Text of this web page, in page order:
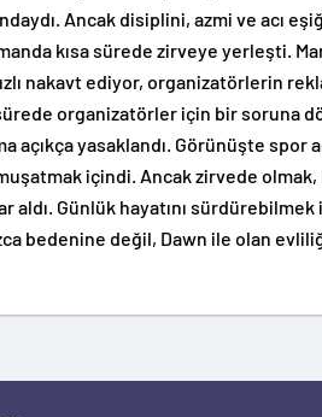
Ancak disiplini, azmi ve acı
kısa sürede zirveye yerleşti.
nakavt ediyor, organizatörlerin
organizatörler için bir soruna
açıkça yasaklandı. Görünüşte spor
içindi. Ancak zirvede
aldı. Günlük hayatını
bedenine değil, Dawn ile olan